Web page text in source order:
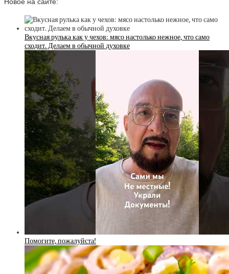
Новое на сайте:
Вкусная рулька как у чехов: мясо настолько нежное, что само
сходит. Делаем в обычной духовке
Помогите, пожалуйста!